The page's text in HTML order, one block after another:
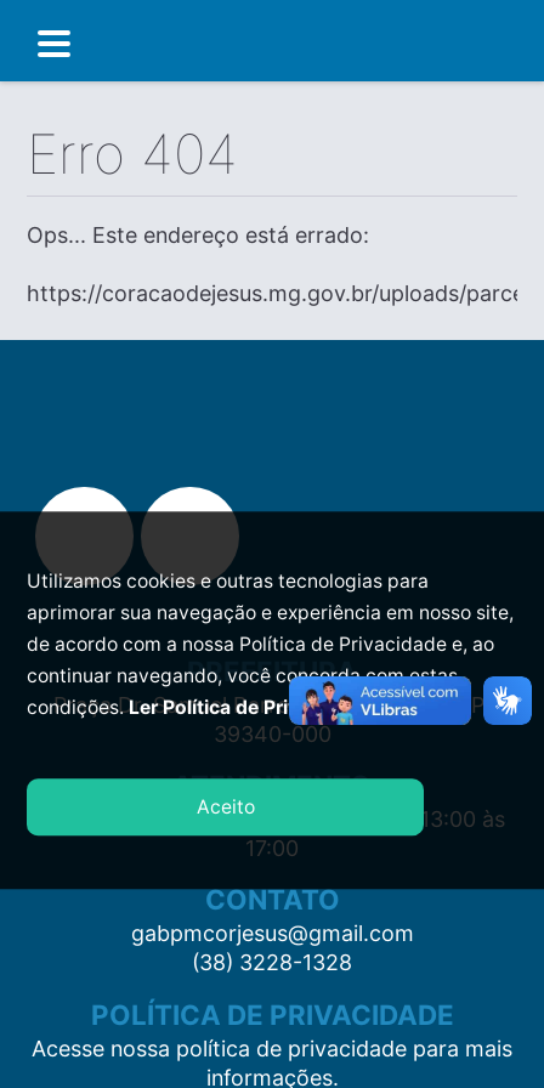
Erro 404
Ops... Este endereço está errado:
https://coracaodejesus.mg.gov.br/uploads/
PREFEITURA
Praça Dr. Samuel Barreto, s/n, Centro CEP:
39340-000
ATENDIMENTO
Segunda à Sexta: 7:00 às 11:00 e das 13:00 às
17:00
CONTATO
gabpmcorjesus@gmail.com
(38) 3228-1328
POLÍTICA DE PRIVACIDADE
Acesse nossa política de privacidade para mais
informações.
Utilizamos cookies e outras tecnologias para
aprimorar sua navegação e experiência em nosso site,
de acordo com a nossa Política de Privacidade e, ao
continuar navegando, você concorda com estas
condições.Ler Política de Privacidade.
Aceito